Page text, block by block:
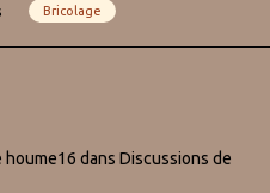
Bricolage
houme16 dans Discussions de